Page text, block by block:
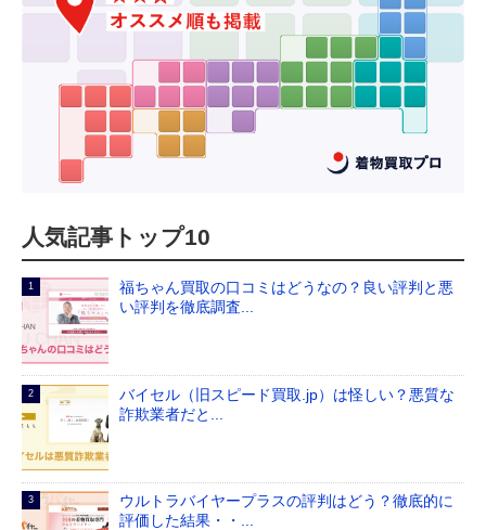
人気記事トップ10
福ちゃん買取の口コミはどうなの？良い評判と悪
い評判を徹底調査...
バイセル（旧スピード買取.jp）は怪しい？悪質な
詐欺業者だと...
ウルトラバイヤープラスの評判はどう？徹底的に
評価した結果・・...